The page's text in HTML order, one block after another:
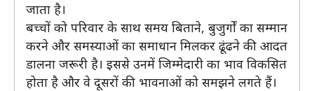
जाता है।
बच्चों को परिवार के साथ समय बिताने, बुजुर्गों का सम्मान
करने और समस्याओं का समाधान मिलकर ढूंढने की आदत
डालना जरूरी है। इससे उनमें जिम्मेदारी का भाव विकसित
होता है और वे दूसरों की भावनाओं को समझने लगते हैं।